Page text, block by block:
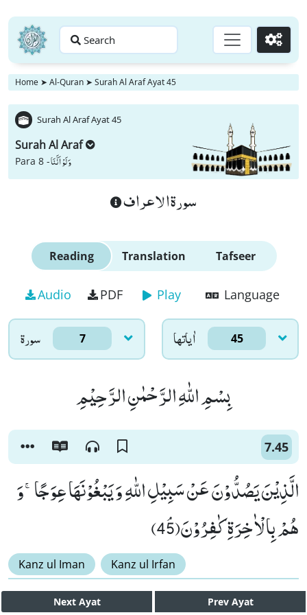
Search Go
Home ➤ Al-Quran ➤ Surah Al Araf Ayat 45
Surah Al Araf Ayat 45
Surah Al Araf
Para 8 -وَ لَوْ اَنَّنَا
سورة الاعراف
Reading Translation Tafseer
Audio PDF Play Language
سورۃ 7 اٰياتها 45
بِسْمِ اللّٰهِ الرَّحْمٰنِ الرَّحِیْمِ
7.45
الَّذِیْنَ یَصُدُّوْنَ عَنْ سَبِیْلِ اللّٰهِ وَ یَبْغُوْنَهَا عِوَجًاۚ-وَ
هُمْ بِالْاٰخِرَةِ كٰفِرُوْنَﭥ(45)
Kanz ul Iman Kanz ul Irfan
Next Ayat Prev Ayat